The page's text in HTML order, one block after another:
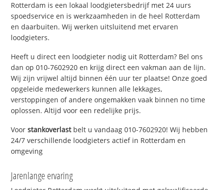
Rotterdam is een lokaal loodgietersbedrijf met 24 uurs
spoedservice en is werkzaamheden in de heel Rotterdam
en daarbuiten. Wij werken uitsluitend met ervaren
loodgieters.
Heeft u direct een loodgieter nodig uit Rotterdam? Bel ons
dan op 010-7602920 en krijg direct een vakman aan de lijn.
Wij zijn vrijwel altijd binnen één uur ter plaatse! Onze goed
opgeleide medewerkers kunnen alle lekkages,
verstoppingen of andere ongemakken vaak binnen no time
oplossen. Altijd voor een redelijke prijs.
Voorstankoverlastbelt u vandaag 010-7602920! Wij hebben
24/7 verschillende loodgieters actief in Rotterdam en
omgeving
Jarenlange ervaring